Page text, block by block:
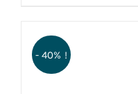
- 40% !